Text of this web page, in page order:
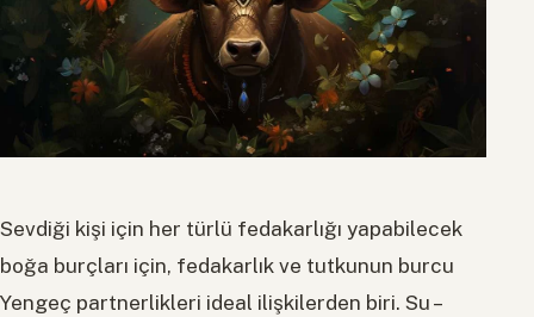
Sevdiği kişi için her türlü fedakarlığı yapabilecek
boğa burçları için, fedakarlık ve tutkunun burcu
Yengeç partnerlikleri ideal ilişkilerden biri. Su –